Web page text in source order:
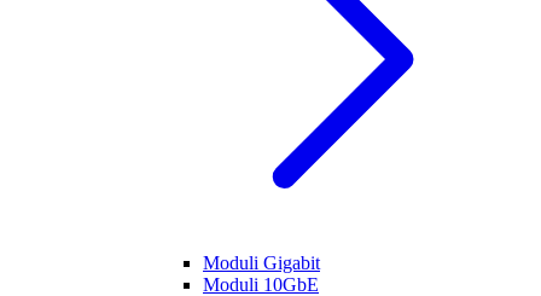
Moduli Gigabit
Moduli 10GbE